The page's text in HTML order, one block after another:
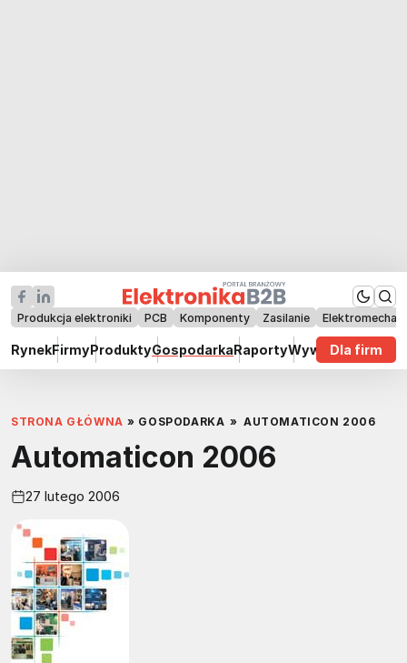
Produkcja elektroniki PCB Komponenty Zasilanie
RynekFirmyProduktyGospodarkaRaportyWywiadyDla firm
STRONA GŁÓWNA » GOSPODARKA » AUTOMATICON 2006
Automaticon 2006
27 lutego 2006